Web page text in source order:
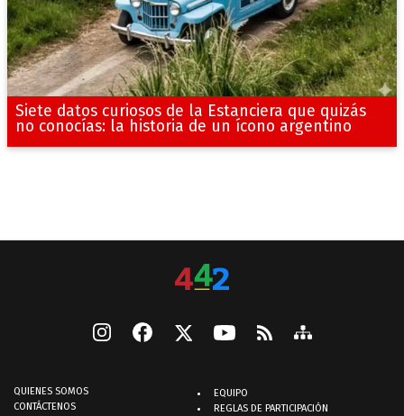
Siete datos curiosos de la Estanciera que quizás
no conocías: la historia de un ícono argentino
QUIENES SOMOS
CONTÁCTENOS
EQUIPO
REGLAS DE PARTICIPACIÓN